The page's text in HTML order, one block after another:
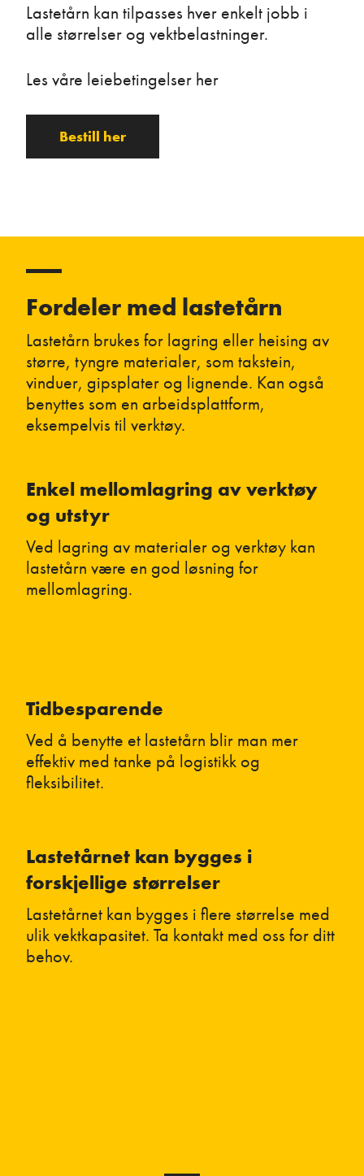
Lastetårn kan tilpasses hver enkelt jobb i
alle størrelser og vektbelastninger.
Les våre leiebetingelser her
Bestill her
Fordeler med lastetårn
Lastetårn brukes for lagring eller heising av
større, tyngre materialer, som takstein,
vinduer, gipsplater og lignende. Kan også
benyttes som en arbeidsplattform,
eksempelvis til verktøy.
Enkel mellomlagring av verktøy
og utstyr
Ved lagring av materialer og verktøy kan
lastetårn være en god løsning for
mellomlagring.
Tidbesparende
Ved å benytte et lastetårn blir man mer
effektiv med tanke på logistikk og
fleksibilitet.
Lastetårnet kan bygges i
forskjellige størrelser
Lastetårnet kan bygges i flere størrelse med
ulik vektkapasitet. Ta kontakt med oss for ditt
behov.